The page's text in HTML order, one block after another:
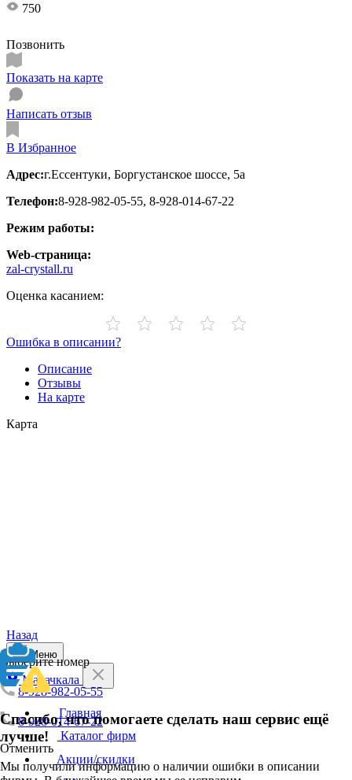
750
Позвонить
Показать на карте
Написать отзыв
В Избранное
Адрес:г.Ессентуки, Боргустанское шоссе, 5а
Телефон:8-928-982-05-55, 8-928-014-67-22
Режим работы:
Web-страница:
zal-crystall.ru
Оценка касанием:
Ошибка в описании?
Описание
Отзывы
На карте
Карта
Назад
Выберите номер
8-928-982-05-55
8-928-014-67-22
Отменить
Спасибо, что помогаете сделать наш сервис ещё
лучше!
Мы получили информацию о наличии ошибки в описании
Меню
Махачкала
Главная
Каталог фирм
Акции/скидки